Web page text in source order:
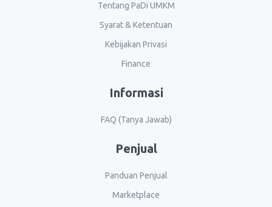
Tentang PaDi UMKM
Syarat & Ketentuan
Kebijakan Privasi
Finance
Informasi
FAQ (Tanya Jawab)
Penjual
Panduan Penjual
Marketplace